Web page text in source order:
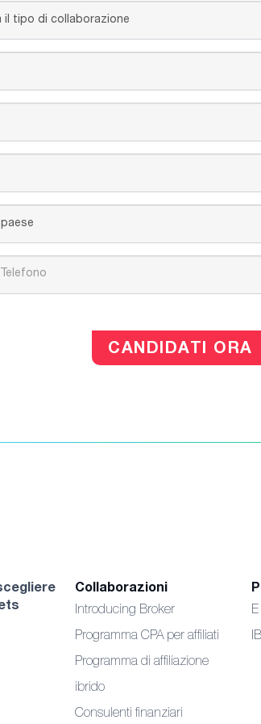
CANDIDATI ORA
Collaborazioni
Introducing Broker
Programma CPA per affiliati
Programma di affiliazione
ibrido
Consulenti finanziari